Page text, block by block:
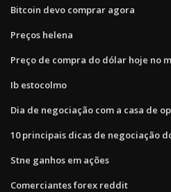
Bitcoin devo comprar agora
Preços helena
Preço de compra do dólar hoje no
Ib estocolmo
Dia de negociação com a casa de
10 principais dicas de negociação
Stne ganhos em ações
Comerciantes forex reddit